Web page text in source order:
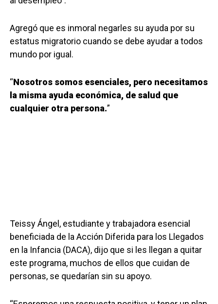
Agregó que es inmoral negarles su ayuda por su
estatus migratorio cuando se debe ayudar a todos
mundo por igual.
“Nosotros somos esenciales, pero necesitamos
la misma ayuda económica, de salud que
cualquier otra persona.”
Teissy Ángel, estudiante y trabajadora esencial
beneficiada de la Acción Diferida para los Llegados
en la Infancia (DACA), dijo que si les llegan a quitar
este programa, muchos de ellos que cuidan de
personas, se quedarían sin su apoyo.